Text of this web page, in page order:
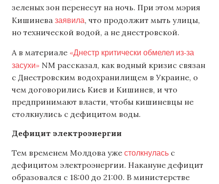
зеленых зон перенесут на ночь. При этом мэрия
Кишинева заявила, что продолжит мыть улицы,
но технической водой, а не днестровской.
А в материале «Днестр критически обмелел из-за
засухи» NM рассказал, как водный кризис связан
с Днестровским водохранилищем в Украине, о
чем договорились Киев и Кишинев, и что
предпринимают власти, чтобы кишиневцы не
столкнулись с дефицитом воды.
Дефицит электроэнергии
Тем временем Молдова уже столкнулась с
дефицитом электроэнергии. Накануне дефицит
образовался с 18:00 до 21:00. В министерстве